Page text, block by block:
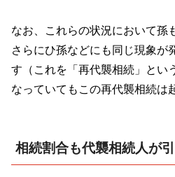
なお、これらの状況において孫
さらにひ孫などにも同じ現象が
す（これを「再代襲相続」とい
なっていてもこの再代襲相続は
相続割合も代襲相続人が